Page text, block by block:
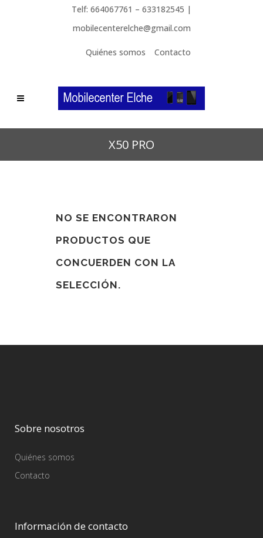
Telf: 664067761 – 633182545 |
mobilecenterelche@gmail.com
Quiénes somos Contacto
X50 PRO
NO SE ENCONTRARON
PRODUCTOS QUE
CONCUERDEN CON LA
SELECCIÓN.
Sobre nosotros
Quiénes somos
Contacto
Información de contacto